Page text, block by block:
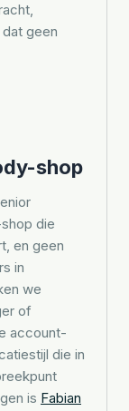
geen
shop
die
en geen
in
we
of
account-
die in
is Fabian